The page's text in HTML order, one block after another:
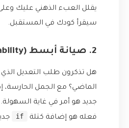
يقلل العبء الذهني عليك
سيقرأ كودك في المستقبل.
2. صيانة أبسط (Maintainability)
هل تذكرون طلب التعديل الذي
الماضي؟ مع الجمل
جديد هو أمر في غاية
فعله هو إضافة كتلة
if